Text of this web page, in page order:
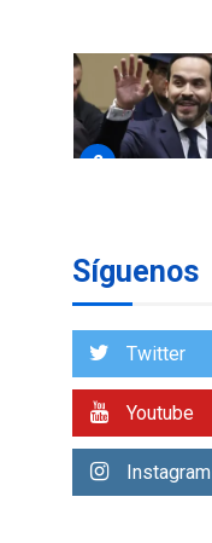
2
3
4
Síguenos
Twitter
Youtube
Instagram